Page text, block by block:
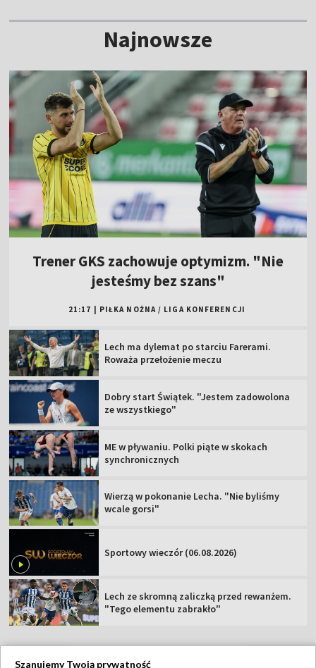
Najnowsze
Trener GKS zachowuje optymizm. "Nie
jesteśmy bez szans"
21:17 PIŁKA NOŻNA / LIGA KONFERENCJI
Lech ma dylemat po starciu Farerami.
Roważa przełożenie meczu
Dobry start Świątek. "Jestem zadowolona
ze wszystkiego"
ME w pływaniu. Polki piąte w skokach
synchronicznych
Wierzą w pokonanie Lecha. "Nie byliśmy
wcale gorsi"
Sportowy wieczór (06.08.2026)
Lech ze skromną zaliczką przed rewanżem.
"Tego elementu zabrakło"
Szanujemy Twoją prywatność